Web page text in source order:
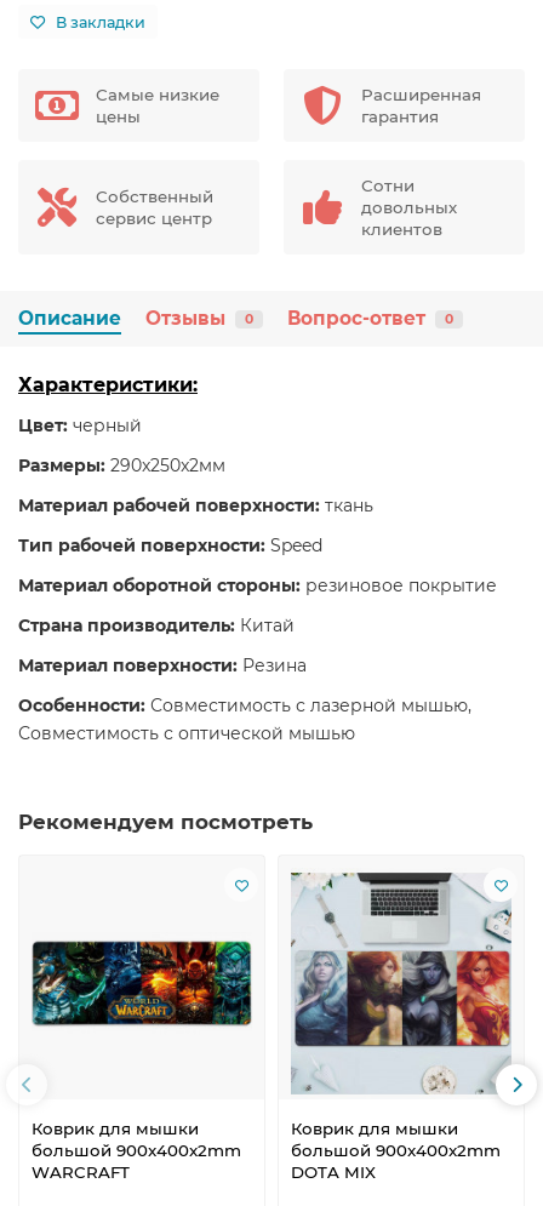
В закладки
Самые низкие
цены
Расширенная
гарантия
Собственный
сервис центр
Сотни
довольных
клиентов
Описание Отзывы 0 Вопрос-ответ 0
Характеристики:
Цвет: черный
Размеры: 290x250x2мм
Материал рабочей поверхности: ткань
Тип рабочей поверхности: Speed
Материал оборотной стороны: резиновое покрытие
Страна производитель: Китай
Материал поверхности: Резина
Особенности: Совместимость с лазерной мышью,
Совместимость с оптической мышью
Рекомендуем посмотреть
Коврик для мышки
большой 900x400x2mm
WARCRAFT
Коврик для мышки
большой 900x400x2mm
DOTA MIX